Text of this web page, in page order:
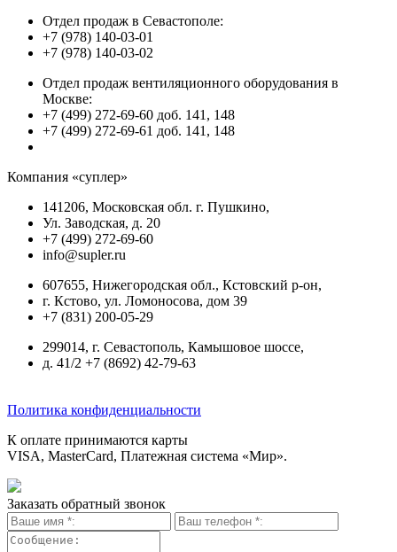
Отдел продаж в Севастополе:
+7 (978) 140-03-01
+7 (978) 140-03-02
Отдел продаж вентиляционного оборудования в
Москве:
+7 (499) 272-69-60 доб. 141, 148
+7 (499) 272-69-61 доб. 141, 148
Компания «суплер»
141206, Московская обл. г. Пушкино,
Ул. Заводская, д. 20
+7 (499) 272-69-60
info@supler.ru
607655, Нижегородская обл., Кстовский р-он,
г. Кстово, ул. Ломоносова, дом 39
+7 (831) 200-05-29
299014, г. Севастополь, Камышовое шоссе,
д. 41/2 +7 (8692) 42-79-63
Политика конфиденциальности
К оплате принимаются карты
VISA, MasterCard, Платежная система «Мир».
Заказать обратный звонок